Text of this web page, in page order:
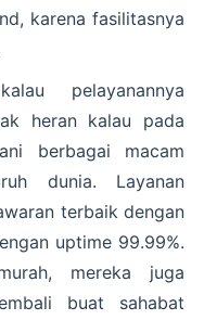
karena fasilitasnya
pelayanannya
heran kalau pada
berbagai macam
dunia. Layanan
terbaik dengan
uptime 99.99%.
mereka juga
buat sahabat